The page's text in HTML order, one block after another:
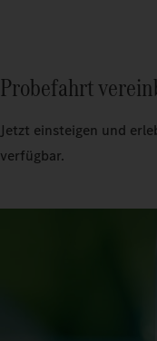
Probefahrt
Jetzt einsteigen und
verfügbar.